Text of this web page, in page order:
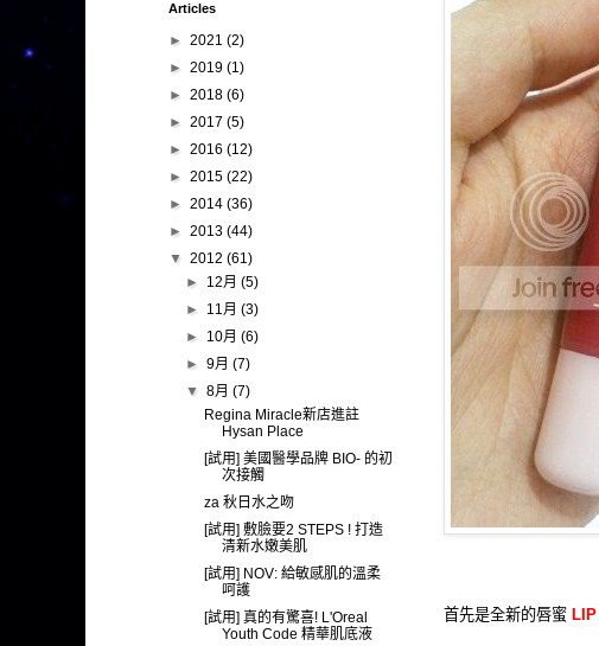
首先是全新的唇蜜 LIP
Articles
► 2021 (2)
► 2019 (1)
► 2018 (6)
► 2017 (5)
► 2016 (12)
► 2015 (22)
► 2014 (36)
► 2013 (44)
▼ 2012 (61)
► 12月(5)
► 11月(3)
► 10月(6)
►9月(7)
▼8月(7)
Regina Miracle新店進註
Hysan Place
[試用] 美國醫學品牌 BIO- 的初
次接觸
za 秋日水之吻
[試用] 敷臉要2 STEPS ! 打造
清新水嫩美肌
[試用] NOV: 給敏感肌的溫柔
呵護
[試用] 真的有驚喜! L'Oreal
Youth Code 精華肌底液